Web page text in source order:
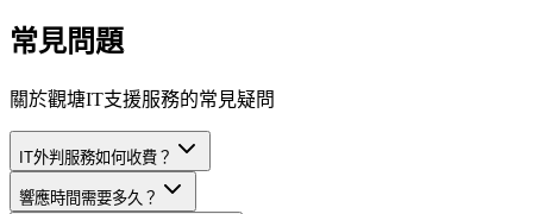
常見問題
關於觀塘IT支援服務的常見疑問
IT外判服務如何收費？
響應時間需要多久？